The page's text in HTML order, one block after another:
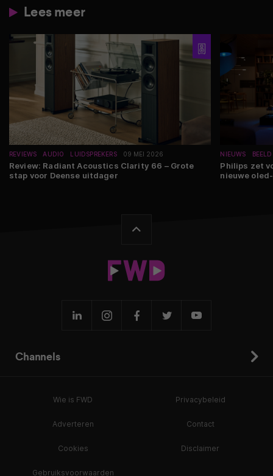
Lees meer
REVIEWS AUDIO LUIDSPREKERS 09 MEI 2026
Review: Radiant Acoustics Clarity 66 – Grote
stap voor Deense uitdager
NIEUWS BEELD
Philips zet
nieuwe
Channels
Wie is FWD Privacybeleid
Adverteren Contact
Cookies Disclaimer
Gebruiksvoorwaarden